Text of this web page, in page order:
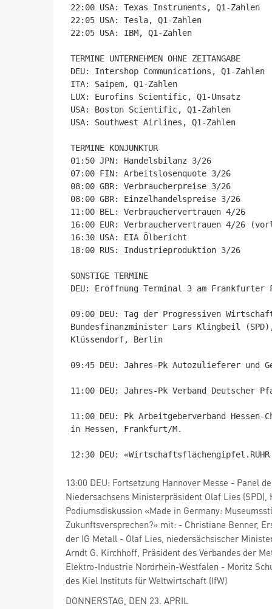
22:00 USA: Texas Instruments, Q1-Zahlen
22:05 USA: Tesla, Q1-Zahlen
22:05 USA: IBM, Q1-Zahlen
TERMINE UNTERNEHMEN OHNE ZEITANGABE
DEU: Intershop Communications, Q1-Zahlen
ITA: Saipem, Q1-Zahlen
LUX: Eurofins Scientific, Q1-Umsatz
USA: Boston Scientific, Q1-Zahlen
USA: Southwest Airlines, Q1-Zahlen
TERMINE KONJUNKTUR
01:50 JPN: Handelsbilanz 3/26
07:00 FIN: Arbeitslosenquote 3/26
08:00 GBR: Verbraucherpreise 3/26
08:00 GBR: Einzelhandelspreise 3/26
11:00 BEL: Verbrauchervertrauen 4/26
16:00 EUR: Verbrauchervertrauen 4/26
16:30 USA: EIA Ölbericht
18:00 RUS: Industrieproduktion 3/26
SONSTIGE TERMINE
DEU: Eröffnung Terminal 3 am
09:00 DEU: Tag der Progressiven
Bundesfinanzminister Lars Klingbeil (SPD),
Klüssendorf, Berlin
09:45 DEU: Jahres-Pk Autozulieferer und
11:00 DEU: Jahres-Pk Verband Deutscher
11:00 DEU: Pk Arbeitgeberverband
in Hessen, Frankfurt/M.
13:00 DEU: Fortsetzung Hannover Messe - Panel
Niedersachsens Ministerpräsident Olaf Lies (SPD),
Podiumsdiskussion «Made in Germany:
Zukunftsversprechen?» mit: - Christiane Benner,
der IG Metall - Olaf Lies, niedersächsischer
Arndt G. Kirchhoff, Präsident des Verbandes der
Elektro-Industrie Nordrhein-Westfalen - Moritz
des Kiel Instituts für Weltwirtschaft (IfW)
DONNERSTAG, DEN 23. APRIL